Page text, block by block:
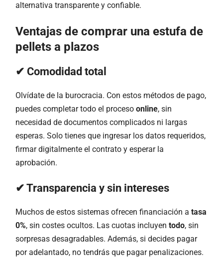
alternativa transparente y confiable.
Ventajas de comprar una estufa de
pellets a plazos
✔ Comodidad total
Olvídate de la burocracia. Con estos métodos de pago,
puedes completar todo el procesoonline, sin
necesidad de documentos complicados ni largas
esperas. Solo tienes que ingresar los datos requeridos,
firmar digitalmente el contrato y esperar la
aprobación.
✔ Transparencia y sin intereses
Muchos de estos sistemas ofrecen financiación atasa
0%, sin costes ocultos. Las cuotas incluyentodo, sin
sorpresas desagradables. Además, si decides pagar
por adelantado, no tendrás que pagar penalizaciones.